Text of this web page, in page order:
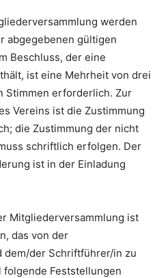
werden
abgegebenen gültigen
Beschluss, der eine
ist eine Mehrheit von drei
Stimmen erforderlich. Zur
Vereins ist die Zustimmung
die Zustimmung der nicht
schriftlich erfolgen. Der
ist in der Einladung
Mitgliederversammlung ist
das von der
dem/der Schriftführer/in zu
Feststellungen